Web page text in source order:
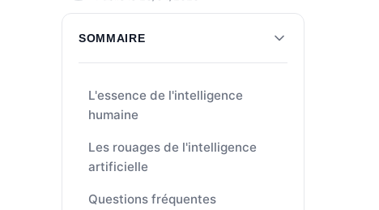
SOMMAIRE
L'essence de l'intelligence
humaine
Les rouages de l'intelligence
artificielle
Questions fréquentes